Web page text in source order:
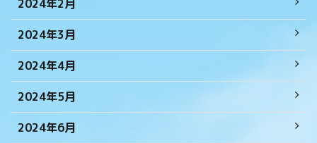
2024年2月
2024年3月
2024年4月
2024年5月
2024年6月